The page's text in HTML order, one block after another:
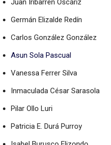
Juan Iribarren Oscáriz
Germán Elizalde Redín
Carlos González González
Asun Sola Pascual
Vanessa Ferrer Silva
Inmaculada César Sarasola
Pilar Ollo Luri
Patricia E. Durá Purroy